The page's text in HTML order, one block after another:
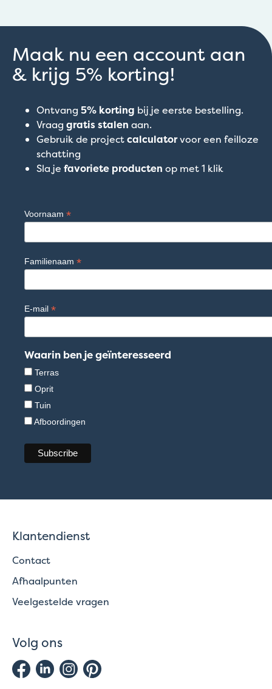
Maak nu een account aan
& krijg 5% korting!
Ontvang 5% korting bij je eerste bestelling.
Vraag gratis stalen aan.
Gebruik de projectcalculatorvoor een feilloze
schatting
Sla je favoriete producten op met 1 klik
Voornaam *
Familienaam *
E-mail *
Waarin ben je geïnteresseerd
Terras
Oprit
Tuin
Afboordingen
Klantendienst
Contact
Afhaalpunten
Veelgestelde vragen
Volg ons